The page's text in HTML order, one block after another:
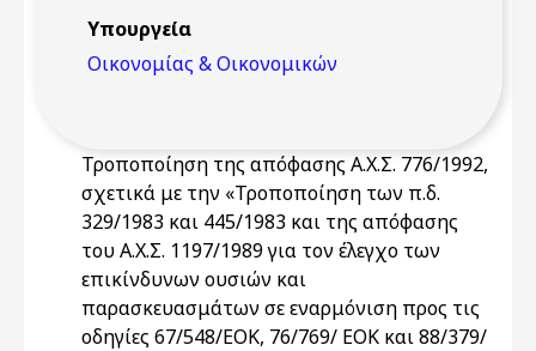
Υπουργεία
Οικονομίας & Οικονομικών
Τροποποίηση της απόφασης Α.Χ.Σ. 776/1992,
σχετικά με την «Τροποποίηση των π.δ.
329/1983 και 445/1983 και της απόφασης
του Α.Χ.Σ. 1197/1989 για τον έλεγχο των
επικίνδυνων ουσιών και
παρασκευασμάτων σε εναρμόνιση προς τις
οδηγίες 67/548/ΕΟΚ, 76/769/ ΕΟΚ και 88/379/